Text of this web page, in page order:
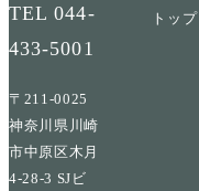
TEL044-
433-5001
〒211-0025
神奈川県川崎
市中原区木月
4-28-3 SJビ
トップ